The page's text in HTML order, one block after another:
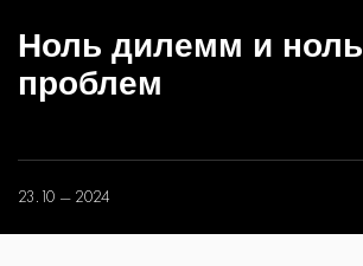
Ноль дилемм и ноль
проблем
23.10 — 2024